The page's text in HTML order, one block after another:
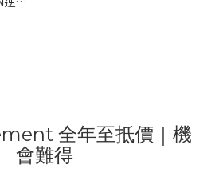
x 5
全年至抵價｜機
會難得